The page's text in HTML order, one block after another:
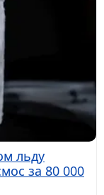
льду
за 80 000